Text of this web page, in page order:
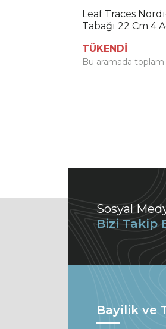
Leaf Traces
Tabağı 22 Cm 4 Adet /
TÜKENDİ
Bu aramada toplam
Sosyal
Bizi Takip
Bayilik ve